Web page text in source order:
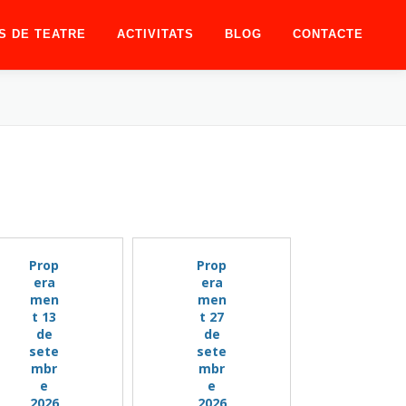
DE TEATRE ACTIVITATS BLOG CONTACTE
Prop
era
men
t 13
de
sete
mbr
e
Prop
era
men
t 27
de
sete
mbr
e